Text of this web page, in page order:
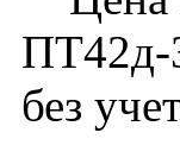
ПТ42д-
без